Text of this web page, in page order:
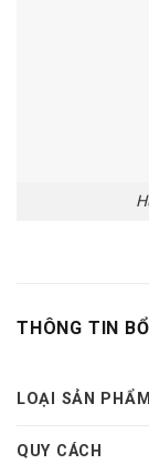
THÔNG TIN
LOẠI SẢN PHẨM
QUY CÁCH